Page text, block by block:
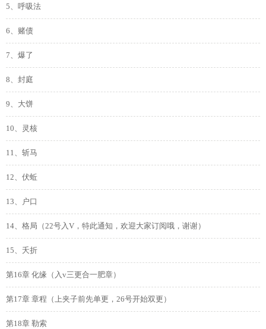
5、呼吸法
6、赌债
7、爆了
8、封庭
9、大饼
10、灵核
11、斩马
12、伏蚯
13、户口
14、格局（22号入V，特此通知，欢迎大家订阅哦，谢谢）
15、夭折
第16章 化缘（入v三更合一肥章）
第17章 章程（上夹子前先单更，26号开始双更）
第18章 勒索